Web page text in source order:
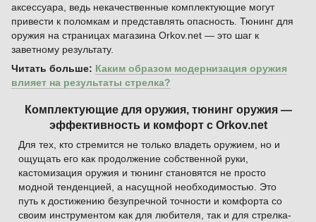
аксессуара, ведь некачественные комплектующие могут
привести к поломкам и представлять опасность. Тюнинг для
оружия на страницах магазина Orkov.net — это шаг к
заветному результату.
Читать больше: Каким образом модернизация оружия
влияет на результаты стрелка?
Комплектующие для оружия, тюнинг оружия —
эффективность и комфорт с Orkov.net
Для тех, кто стремится не только владеть оружием, но и
ощущать его как продолжение собственной руки,
кастомизация оружия и тюнинг становятся не просто
модной тенденцией, а насущной необходимостью. Это
путь к достижению безупречной точности и комфорта со
своим инструментом как для любителя, так и для стрелка-